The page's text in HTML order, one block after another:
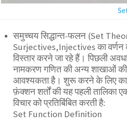
समुच्चय सिद्धान्त-फलन (Set
Surjectives,Injectives का वर्णन
विस्तार करने जा रहे हैं। पिछली
नामकरण गणित की अन्य शाखाओं
आवश्यकता है। शुरू करने के लिए
फ़ंक्शन शर्तों की यह पहली
विचार को प्रतिबिंबित करती है:
Set Function Definition